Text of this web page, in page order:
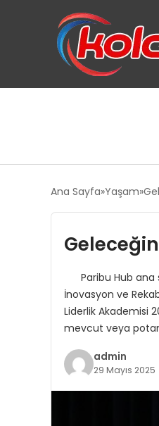
Ana Sayfa Yaşam
Paribu Hub ana
İnovasyon ve
Liderlik Akademisi
mevcut veya
admin
29 Mayıs 2025